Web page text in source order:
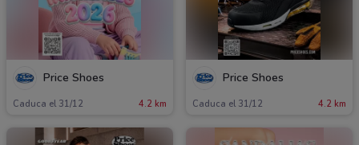
Price Shoes
Caduca el 31/12 4.2 km
Price Shoes
Caduca el 31/12 4.2 km